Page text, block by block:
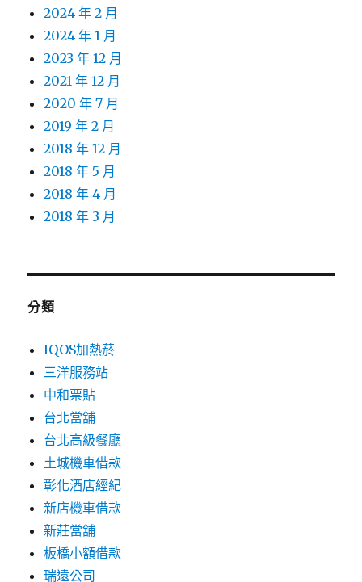
2024 年 2 月
2024 年 1 月
2023 年 12 月
2021 年 12 月
2020 年 7 月
2019 年 2 月
2018 年 12 月
2018 年 5 月
2018 年 4 月
2018 年 3 月
分類
IQOS加熱菸
三洋服務站
中和票貼
台北當舖
台北高級餐廳
土城機車借款
彰化酒店經紀
新店機車借款
新莊當舖
板橋小額借款
瑞遠公司